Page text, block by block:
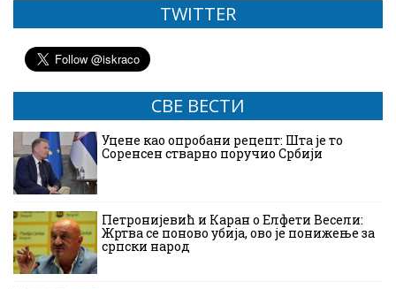
TWITTER
СВЕ ВЕСТИ
Уцене као опробани рецепт: Шта је то
Соренсен стварно поручио Србији
Петронијевић и Каран о Елфети Весели:
Жртва се поново убија, ово је понижење за
српски народ